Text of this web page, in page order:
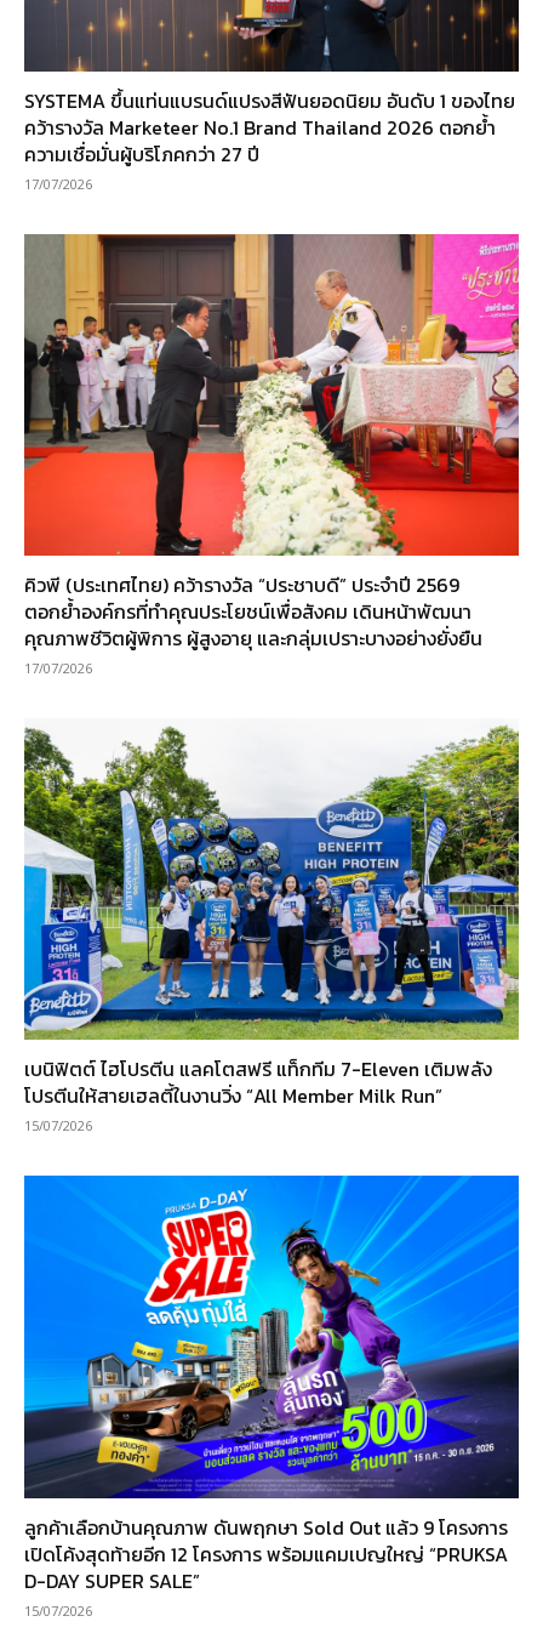
SYSTEMA ขึ้นแท่นแบรนด์แปรงสีฟันยอดนิยม อันดับ 1 ของไทย
คว้ารางวัล Marketeer No.1 Brand Thailand 2026 ตอกย้ำ
ความเชื่อมั่นผู้บริโภคกว่า 27 ปี
17/07/2026
คิวพี (ประเทศไทย) คว้ารางวัล “ประชาบดี” ประจำปี 2569
ตอกย้ำองค์กรที่ทำคุณประโยชน์เพื่อสังคม เดินหน้าพัฒนา
คุณภาพชีวิตผู้พิการ ผู้สูงอายุ และกลุ่มเปราะบางอย่างยั่งยืน
17/07/2026
เบนิฟิตต์ ไฮโปรตีน แลคโตสฟรี แท็กทีม 7-Eleven เติมพลัง
โปรตีนให้สายเฮลตี้ในงานวิ่ง “All Member Milk Run”
15/07/2026
ลูกค้าเลือกบ้านคุณภาพ ดันพฤกษา Sold Out แล้ว 9 โครงการ
เปิดโค้งสุดท้ายอีก 12 โครงการ พร้อมแคมเปญใหญ่ “PRUKSA
D-DAY SUPER SALE”
15/07/2026